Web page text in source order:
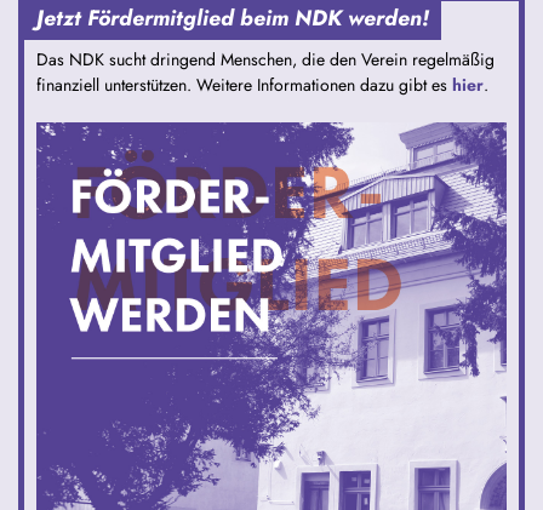
Jetzt Fördermitglied beim NDK werden!
Das NDK sucht dringend Menschen, die den Verein regelmäßig
finanziell unterstützen. Weitere Informationen dazu gibt es hier.